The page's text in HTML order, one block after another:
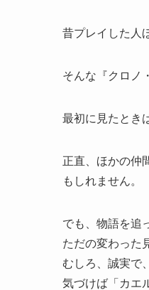
昔プレイした人
そんな『クロノ
最初に見たとき
正直、ほかの仲
もしれません。
でも、物語を追
ただの変わった
むしろ、誠実で
気づけば「カエ